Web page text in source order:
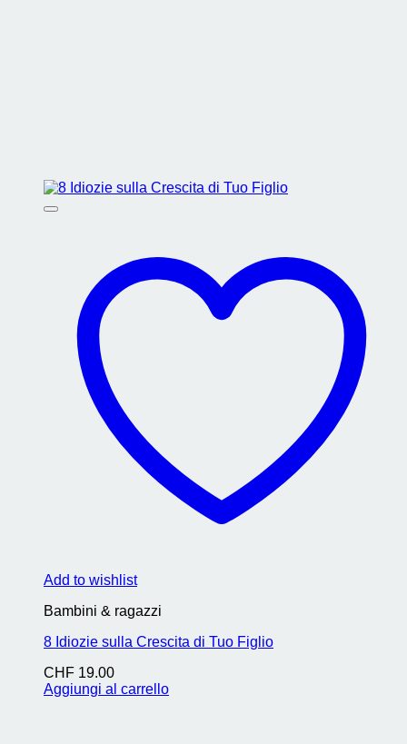
Add to wishlist
Bambini & ragazzi
8 Idiozie sulla Crescita di Tuo Figlio
CHF 19.00
Aggiungi al carrello